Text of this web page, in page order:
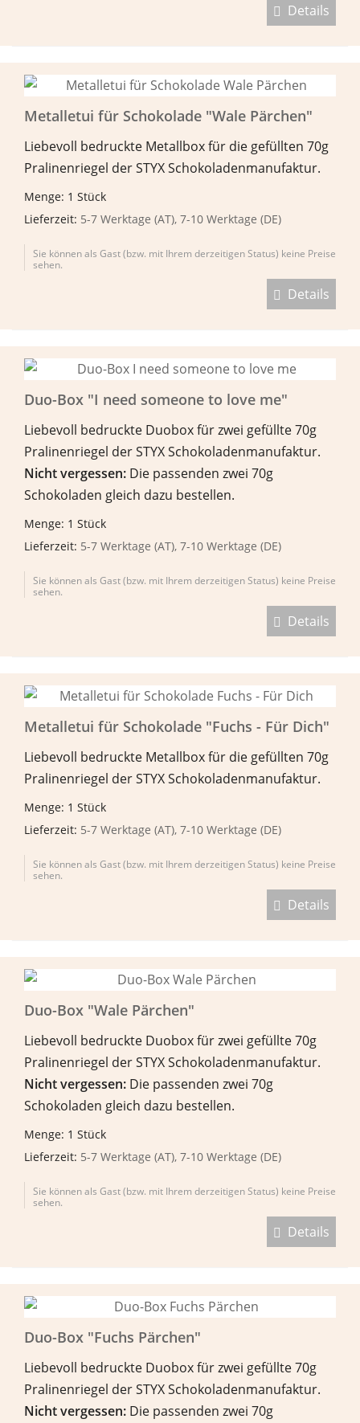
Details
Metalletui für Schokolade "Wale Pärchen"
Liebevoll bedruckte Metallbox für die gefüllten 70g
Pralinenriegel der STYX Schokoladenmanufaktur.
Menge: 1 Stück
Lieferzeit: 5-7 Werktage (AT), 7-10 Werktage (DE)
Sie können als Gast (bzw. mit Ihrem derzeitigen Status) keine Preise
sehen.
Details
Duo-Box "I need someone to love me"
Liebevoll bedruckte Duobox für zwei gefüllte 70g
Pralinenriegel der STYX Schokoladenmanufaktur.
Nicht vergessen: Die passenden zwei 70g
Schokoladen gleich dazu bestellen.
Menge: 1 Stück
Lieferzeit: 5-7 Werktage (AT), 7-10 Werktage (DE)
Sie können als Gast (bzw. mit Ihrem derzeitigen Status) keine Preise
sehen.
Details
Metalletui für Schokolade "Fuchs - Für Dich"
Liebevoll bedruckte Metallbox für die gefüllten 70g
Pralinenriegel der STYX Schokoladenmanufaktur.
Menge: 1 Stück
Lieferzeit: 5-7 Werktage (AT), 7-10 Werktage (DE)
Sie können als Gast (bzw. mit Ihrem derzeitigen Status) keine Preise
sehen.
Details
Duo-Box "Wale Pärchen"
Liebevoll bedruckte Duobox für zwei gefüllte 70g
Pralinenriegel der STYX Schokoladenmanufaktur.
Nicht vergessen: Die passenden zwei 70g
Schokoladen gleich dazu bestellen.
Menge: 1 Stück
Lieferzeit: 5-7 Werktage (AT), 7-10 Werktage (DE)
Sie können als Gast (bzw. mit Ihrem derzeitigen Status) keine Preise
sehen.
Details
Duo-Box "Fuchs Pärchen"
Liebevoll bedruckte Duobox für zwei gefüllte 70g
Pralinenriegel der STYX Schokoladenmanufaktur.
Nicht vergessen: Die passenden zwei 70g